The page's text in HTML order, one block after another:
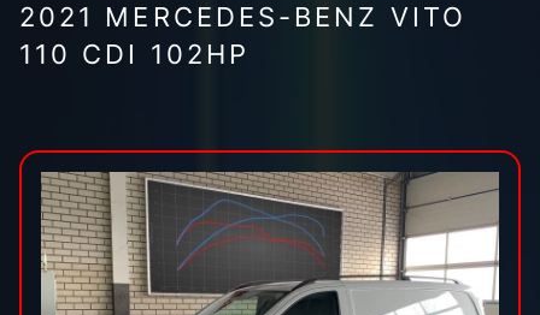
2021 MERCEDES-BENZ VITO
110 CDI 102HP